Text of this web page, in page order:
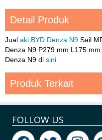
Detail Produk
Jual aki BYD Denza N9 Sail
Denza N9 P279 mm L175
Denza N9 di sini
Produk Terkait
FOLLOW US